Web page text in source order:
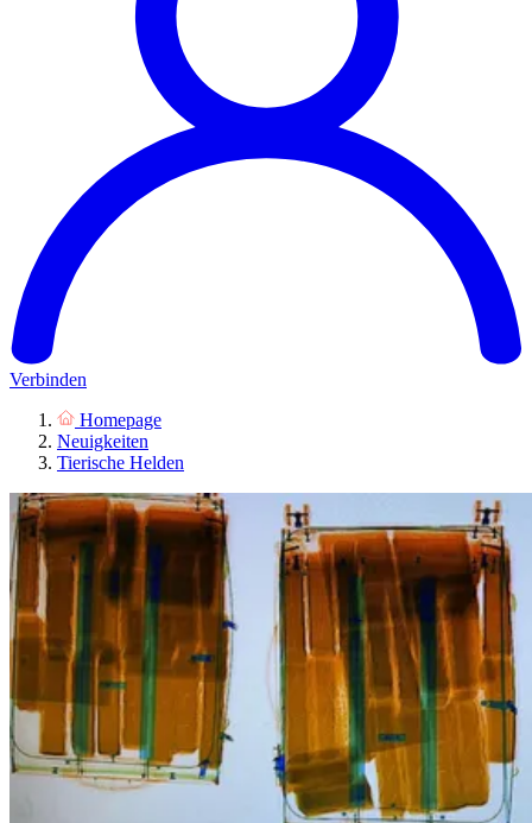
Verbinden
Homepage
Neuigkeiten
Tierische Helden